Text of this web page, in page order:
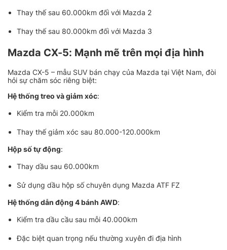
Thay thế sau 60.000km đối với Mazda 2
Thay thế sau 80.000km đối với Mazda 3
Mazda CX-5: Mạnh mẽ trên mọi địa hình
Mazda CX-5 – mẫu SUV bán chạy của Mazda tại Việt Nam, đòi
hỏi sự chăm sóc riêng biệt:
Hệ thống treo và giảm xóc:
Kiểm tra mỗi 20.000km
Thay thế giảm xóc sau 80.000-120.000km
Hộp số tự động:
Thay dầu sau 60.000km
Sử dụng dầu hộp số chuyên dụng Mazda ATF FZ
Hệ thống dẫn động 4 bánh AWD:
Kiểm tra dầu cầu sau mỗi 40.000km
Đặc biệt quan trọng nếu thường xuyên đi địa hình